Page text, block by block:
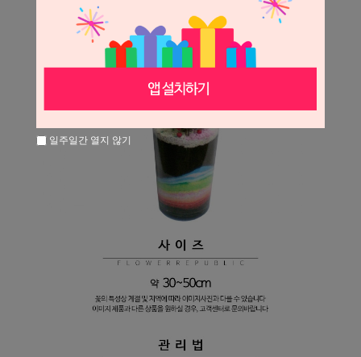
일주일간 열지 않기